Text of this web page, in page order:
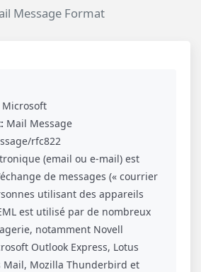
Message Format
Microsoft
Mail Message
rfc822
(email ou e-mail) est
de messages (« courrier
utilisant des appareils
est utilisé par de nombreux
notamment Novell
Outlook Express, Lotus
Mail, Mozilla Thunderbird et